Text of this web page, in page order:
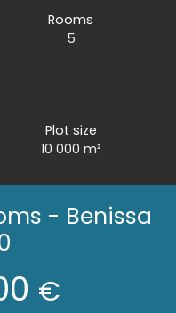
Rooms
5
Plot size
10 000 m²
- Benissa
€